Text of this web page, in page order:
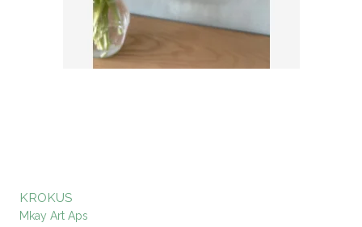
KROKUS
Mkay Art Aps